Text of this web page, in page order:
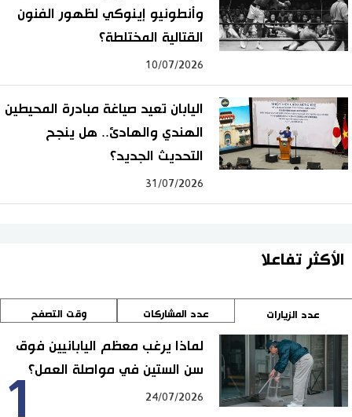
وأنطونيو إينوكي لظهور الفنون
القتالية المختلطة؟
10/07/2026
اليابان تعيد صياغة مبادرة المحيطين
الهندي والهادئ.. هل ينجح
التحديث الجديد؟
31/07/2026
الأكثر تفاعلا
عدد الزيارات عدد المشاركات وقت التصفح
1
لماذا يرغب معظم اليابانيين فوق
سن الستين في مواصلة العمل؟
24/07/2026